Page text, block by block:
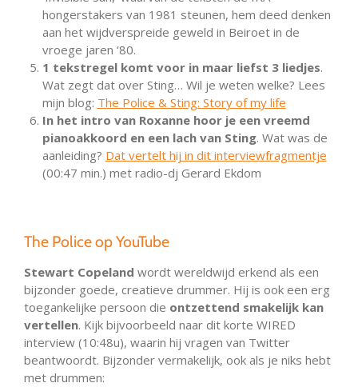
hongerstakers van 1981 steunen, hem deed denken
aan het wijdverspreide geweld in Beiroet in de
vroege jaren ‘80.
1 tekstregel komt voor in maar liefst 3 liedjes.
Wat zegt dat over Sting… Wil je weten welke? Lees
mijn blog: The Police & Sting: Story of my life
In het intro van Roxanne hoor je een vreemd
pianoakkoord en een lach van Sting. Wat was de
aanleiding? Dat vertelt hij in dit interviewfragmentje
(00:47 min.) met radio-dj Gerard Ekdom
The Police op YouTube
Stewart Copeland wordt wereldwijd erkend als een
bijzonder goede, creatieve drummer. Hij is ook een erg
toegankelijke persoon die ontzettend smakelijk kan
vertellen. Kijk bijvoorbeeld naar dit korte WIRED
interview (10:48u), waarin hij vragen van Twitter
beantwoordt. Bijzonder vermakelijk, ook als je niks hebt
met drummen: